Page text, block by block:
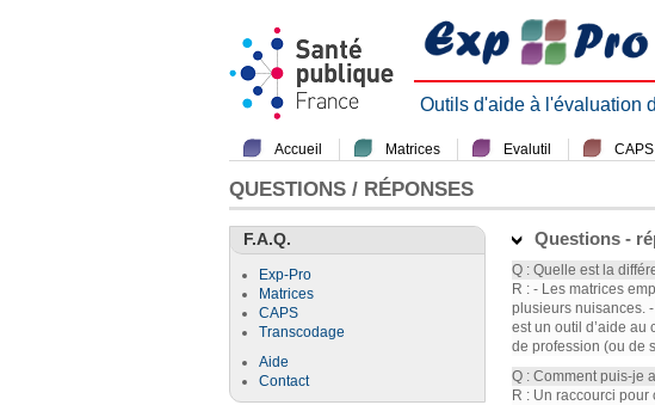
Outils d'aide à l'évaluation
Accueil Matrices Evalutil CAPS
QUESTIONS / RÉPONSES
F.A.Q.
Exp-Pro
Matrices
CAPS
Transcodage
Aide
Contact
Questions -
Q : Quelle est la
R : - Les matrices
plusieurs nuisances.
est un outil d’aide
de profession (ou de
Q : Comment puis-je
R : Un raccourci